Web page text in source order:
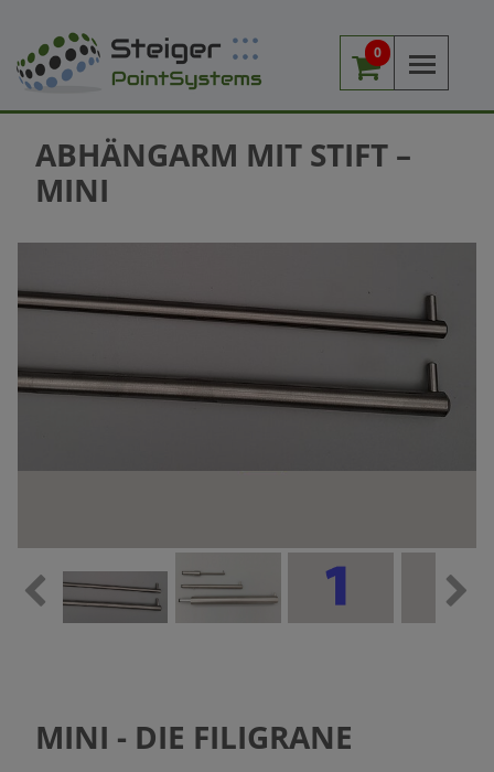
0
ABHÄNGARM MIT STIFT –
MINI
MINI - DIE FILIGRANE